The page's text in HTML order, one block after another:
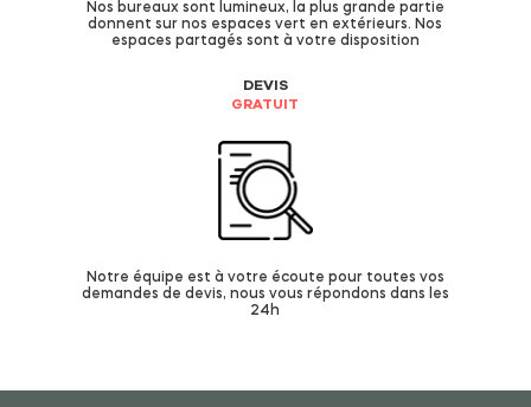
Nos bureaux sont lumineux, la plus grande partie
donnent sur nos espaces vert en extérieurs. Nos
espaces partagés sont à votre disposition
DEVIS
GRATUIT
Notre équipe est à votre écoute pour toutes vos
demandes de devis, nous vous répondons dans les
24h